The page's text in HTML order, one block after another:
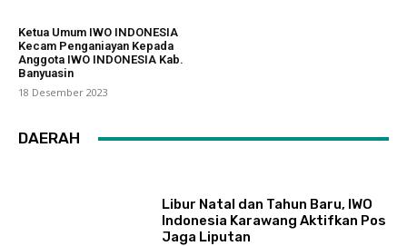
Ketua Umum IWO INDONESIA
Kecam Penganiayan Kepada
Anggota IWO INDONESIA Kab.
Banyuasin
18 Desember 2023
DAERAH
Libur Natal dan Tahun Baru, IWO
Indonesia Karawang Aktifkan Pos
Jaga Liputan